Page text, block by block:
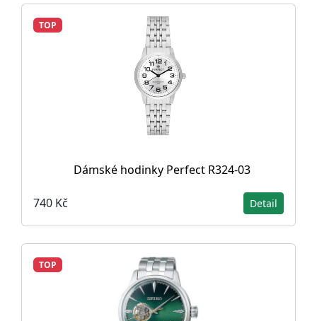
TOP
Dámské hodinky Perfect R324-03
740 Kč Detail
TOP